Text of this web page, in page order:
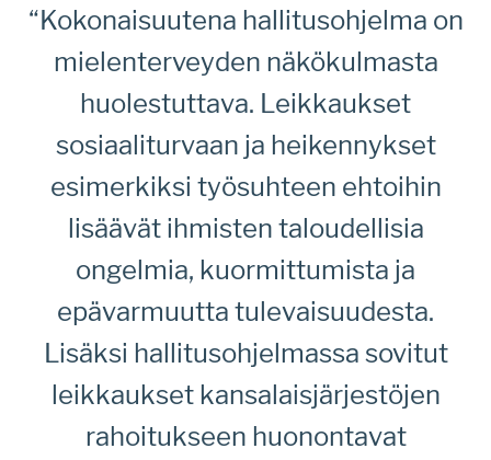
“Kokonaisuutena hallitusohjelma on
mielenterveyden näkökulmasta
huolestuttava. Leikkaukset
sosiaaliturvaan ja heikennykset
esimerkiksi työsuhteen ehtoihin
lisäävät ihmisten taloudellisia
ongelmia, kuormittumista ja
epävarmuutta tulevaisuudesta.
Lisäksi hallitusohjelmassa sovitut
leikkaukset kansalaisjärjestöjen
rahoitukseen huonontavat